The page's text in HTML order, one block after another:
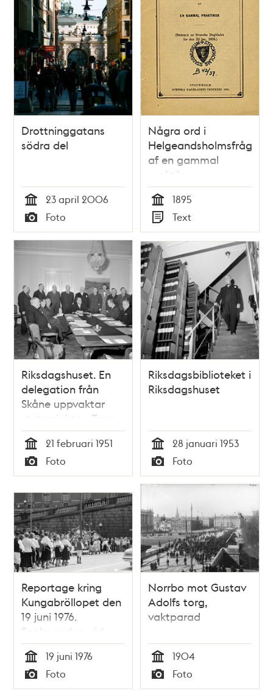
Drottninggatans
södra del
Tid
23 april 2006
Typ
Foto
Några ord i
Helgeandsholmsfrågan
af en gammal
praktikus
Tid
1895
Typ
Text
Riksdagshuset. En
delegation från
Skåne uppvaktar
statsminister, Tage
Erlander
Tid
21 februari 1951
Typ
Foto
Riksdagsbiblioteket i
Riksdagshuset
Tid
28 januari 1953
Typ
Foto
Reportage kring
Kungabröllopet den
19 juni 1976.
Spelmanslag vid
Lejonbacken vid
Slottet
Tid
19 juni 1976
Typ
Foto
Norrbo mot Gustav
Adolfs torg,
vaktparad
Tid
1904
Typ
Foto